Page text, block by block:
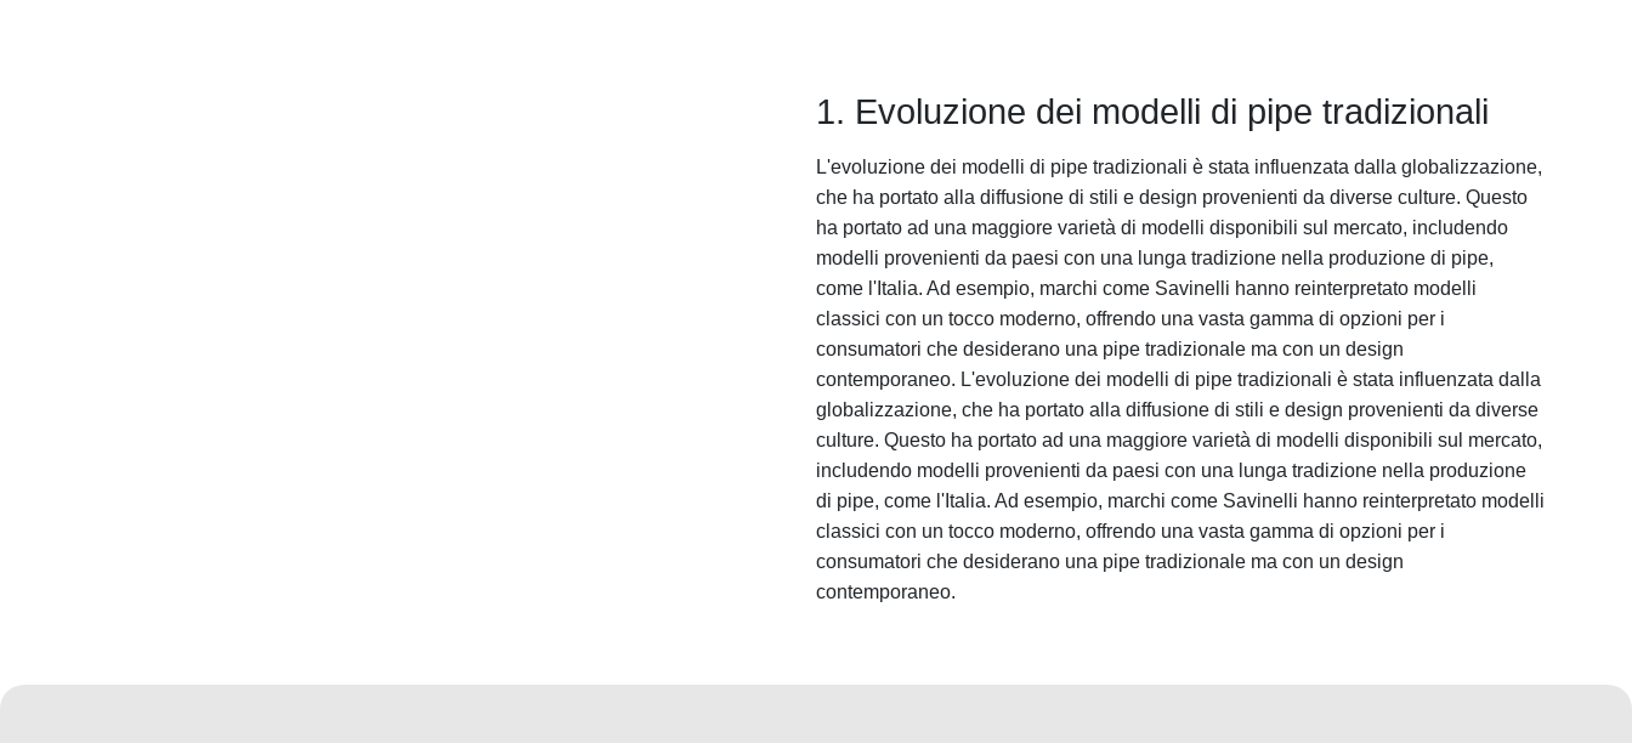
1. Evoluzione dei modelli di pipe tradizionali
L'evoluzione dei modelli di pipe tradizionali è stata influenzata dalla globalizzazione,
che ha portato alla diffusione di stili e design provenienti da diverse culture. Questo
ha portato ad una maggiore varietà di modelli disponibili sul mercato, includendo
modelli provenienti da paesi con una lunga tradizione nella produzione di pipe,
come l'Italia. Ad esempio, marchi come Savinelli hanno reinterpretato modelli
classici con un tocco moderno, offrendo una vasta gamma di opzioni per i
consumatori che desiderano una pipe tradizionale ma con un design
contemporaneo. L'evoluzione dei modelli di pipe tradizionali è stata influenzata dalla
globalizzazione, che ha portato alla diffusione di stili e design provenienti da diverse
culture. Questo ha portato ad una maggiore varietà di modelli disponibili sul mercato,
includendo modelli provenienti da paesi con una lunga tradizione nella produzione
di pipe, come l'Italia. Ad esempio, marchi come Savinelli hanno reinterpretato modelli
classici con un tocco moderno, offrendo una vasta gamma di opzioni per i
consumatori che desiderano una pipe tradizionale ma con un design
contemporaneo.